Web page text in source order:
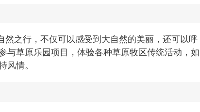
然之行，不仅可以感受到大自然的美丽，还可以呼
与草原乐园项目，体验各种草原牧区传统活动，如
风情。